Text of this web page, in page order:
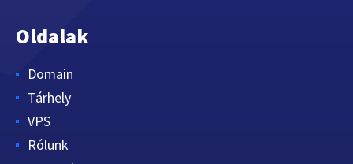
Oldalak
Domain
Tárhely
VPS
Rólunk